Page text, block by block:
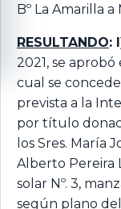
Bº La Amarilla a
RESULTANDO:
2021, se aprobó
cual se
prevista a la
por título
los Sres. María
Alberto Pereira
solar Nº. 3,
según plano